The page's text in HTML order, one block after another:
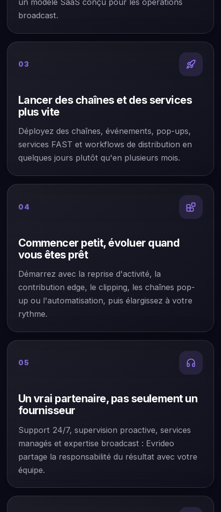
broadcast.
03
Lancer des chaînes et des services
plus vite
Déployez des chaînes, événements, pop-ups,
services FAST et workflows de distribution en
quelques jours plutôt qu'en plusieurs mois.
04
Commencer petit, évoluer quand
vous êtes prêt
Démarrez avec la reprise d'activité, la
contribution edge, le clipping, les chaînes pop-
up ou l'automatisation, puis élargissez à votre
rythme.
05
Un vrai partenaire, pas seulement un
fournisseur
Support 24/7, supervision proactive, services
managés et expertise broadcast : Evrideo
partage la responsabilité du résultat avec votre
équipe.